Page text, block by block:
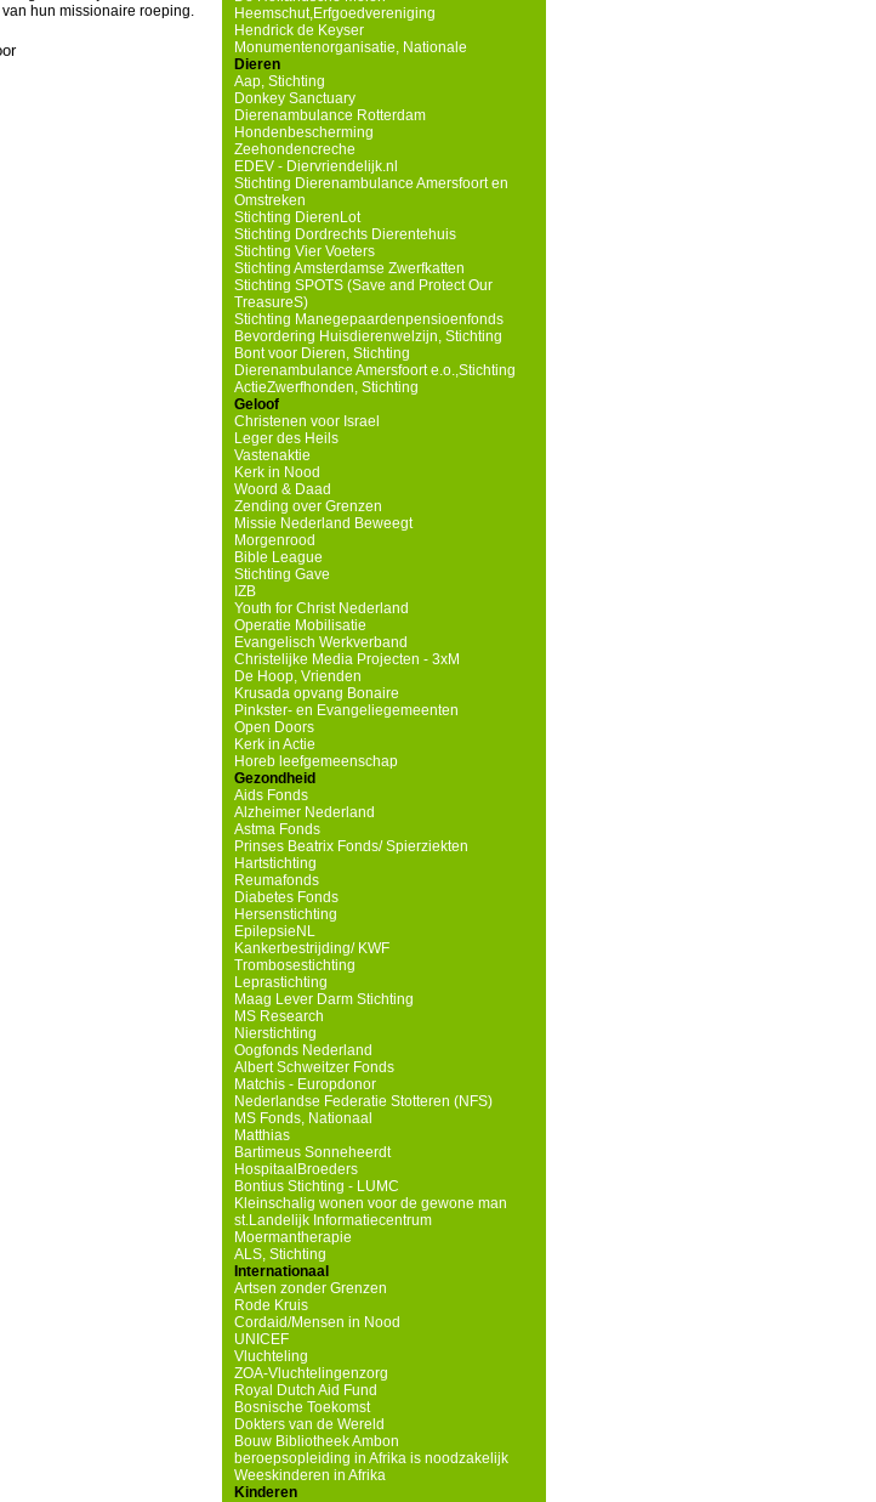
hun missionaire roeping.
Heemschut,Erfgoedvereniging
Hendrick de Keyser
Monumentenorganisatie, Nationale
Dieren
Aap, Stichting
Donkey Sanctuary
Dierenambulance Rotterdam
Hondenbescherming
Zeehondencreche
EDEV - Diervriendelijk.nl
Stichting Dierenambulance Amersfoort en
Omstreken
Stichting DierenLot
Stichting Dordrechts Dierentehuis
Stichting Vier Voeters
Stichting Amsterdamse Zwerfkatten
Stichting SPOTS (Save and Protect Our
TreasureS)
Stichting Manegepaardenpensioenfonds
Bevordering Huisdierenwelzijn, Stichting
Bont voor Dieren, Stichting
Dierenambulance Amersfoort e.o.,Stichting
ActieZwerfhonden, Stichting
Geloof
Christenen voor Israel
Leger des Heils
Vastenaktie
Kerk in Nood
Woord & Daad
Zending over Grenzen
Missie Nederland Beweegt
Morgenrood
Bible League
Stichting Gave
IZB
Youth for Christ Nederland
Operatie Mobilisatie
Evangelisch Werkverband
Christelijke Media Projecten - 3xM
De Hoop, Vrienden
Krusada opvang Bonaire
Pinkster- en Evangeliegemeenten
Open Doors
Kerk in Actie
Horeb leefgemeenschap
Gezondheid
Aids Fonds
Alzheimer Nederland
Astma Fonds
Prinses Beatrix Fonds/ Spierziekten
Hartstichting
Reumafonds
Diabetes Fonds
Hersenstichting
EpilepsieNL
Kankerbestrijding/ KWF
Trombosestichting
Leprastichting
Maag Lever Darm Stichting
MS Research
Nierstichting
Oogfonds Nederland
Albert Schweitzer Fonds
Matchis - Europdonor
Nederlandse Federatie Stotteren (NFS)
MS Fonds, Nationaal
Matthias
Bartimeus Sonneheerdt
HospitaalBroeders
Bontius Stichting - LUMC
Kleinschalig wonen voor de gewone man
st.Landelijk Informatiecentrum
Moermantherapie
ALS, Stichting
Internationaal
Artsen zonder Grenzen
Rode Kruis
Cordaid/Mensen in Nood
UNICEF
Vluchteling
ZOA-Vluchtelingenzorg
Royal Dutch Aid Fund
Bosnische Toekomst
Dokters van de Wereld
Bouw Bibliotheek Ambon
beroepsopleiding in Afrika is noodzakelijk
Weeskinderen in Afrika
Kinderen